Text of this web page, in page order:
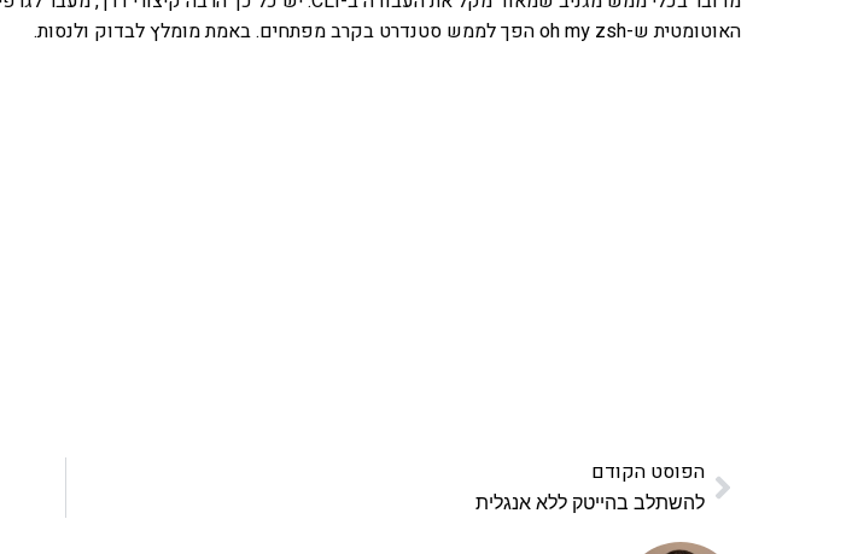
האוטומטית ש-oh my zsh הפך לממש סטנדרט בקרב מפתחים. באמת מומלץ לבדוק ולנסות.
הפוסט הקודם
להשתלב בהייטק ללא אנגלית